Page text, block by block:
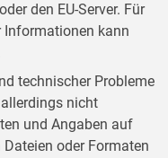
den EU-Server. Für
Informationen kann
technischer Probleme
nicht
und Angaben auf
oder Formaten